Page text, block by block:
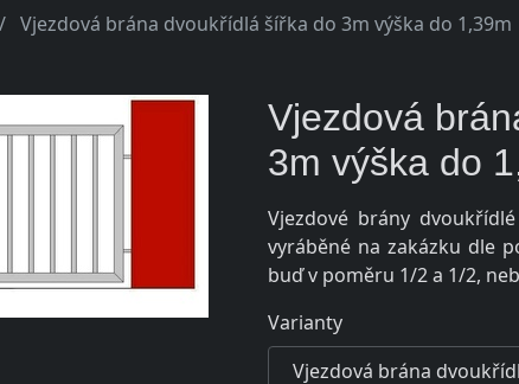
Vjezdová brána dvoukřídlá šířka do 3m výška do 1,39m
Vjezdová
3m výška do
Vjezdové brány
vyráběné na zakázku dle
buď v poměru 1/2 a 1/2,
Varianty